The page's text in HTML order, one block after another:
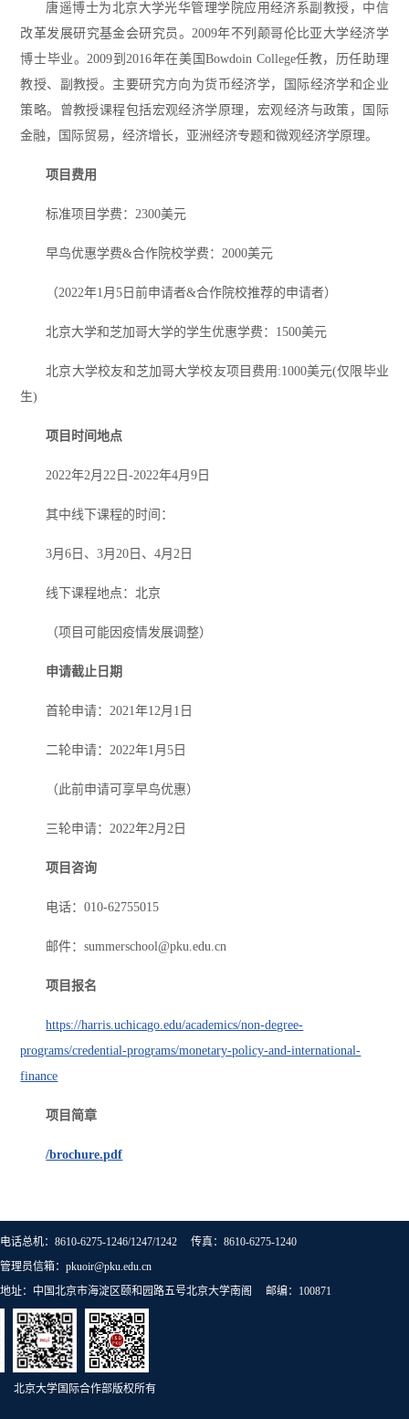
唐遥博士为北京大学光华管理学院应用经济系副教授，中信
改革发展研究基金会研究员。2009年不列颠哥伦比亚大学经济学
博士毕业。2009到2016年在美国Bowdoin College任教，历任助理
教授、副教授。主要研究方向为货币经济学，国际经济学和企业
策略。曾教授课程包括宏观经济学原理，宏观经济与政策，国际
金融，国际贸易，经济增长，亚洲经济专题和微观经济学原理。
项目费用
标准项目学费：2300美元
早鸟优惠学费&合作院校学费：2000美元
（2022年1月5日前申请者&合作院校推荐的申请者）
北京大学和芝加哥大学的学生优惠学费：1500美元
北京大学校友和芝加哥大学校友项目费用:1000美元(仅限毕业
生)
项目时间地点
2022年2月22日-2022年4月9日
其中线下课程的时间：
3月6日、3月20日、4月2日
线下课程地点：北京
（项目可能因疫情发展调整）
申请截止日期
首轮申请：2021年12月1日
二轮申请：2022年1月5日
（此前申请可享早鸟优惠）
三轮申请：2022年2月2日
项目咨询
电话：010-62755015
邮件：summerschool@pku.edu.cn
项目报名
https://harris.uchicago.edu/academics/non-degree-
programs/credential-programs/monetary-policy-and-international-
finance
项目简章
/brochure.pdf
电话总机：8610-6275-1246/1247/1242 传真：8610-6275-1240
管理员信箱：pkuoir@pku.edu.cn
地址：中国北京市海淀区颐和园路五号北京大学南阁 邮编：100871
北京大学国际合作部版权所有